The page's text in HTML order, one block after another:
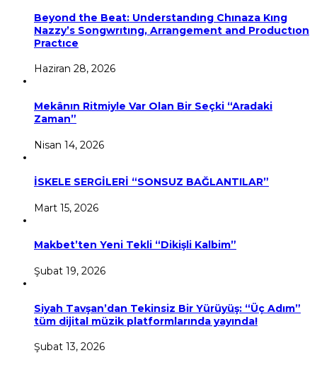
Beyond the Beat: Understandıng Chınaza Kıng
Nazzy’s Songwrıtıng, Arrangement and Productıon
Practıce
Haziran 28, 2026
Mekânın Ritmiyle Var Olan Bir Seçki “Aradaki
Zaman”
Nisan 14, 2026
İSKELE SERGİLERİ “SONSUZ BAĞLANTILAR”
Mart 15, 2026
Makbet’ten Yeni Tekli “Dikişli Kalbim”
Şubat 19, 2026
Siyah Tavşan’dan Tekinsiz Bir Yürüyüş: “Üç Adım”
tüm dijital müzik platformlarında yayında!
Şubat 13, 2026